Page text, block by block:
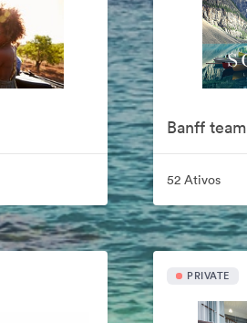
Banff team
52 Ativos
PRIVATE